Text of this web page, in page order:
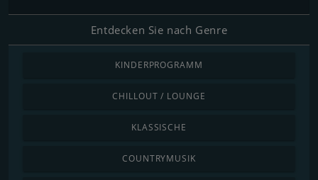
Entdecken Sie nach Genre
KINDERPROGRAMM
CHILLOUT / LOUNGE
KLASSISCHE
COUNTRYMUSIK